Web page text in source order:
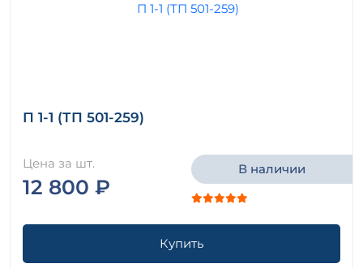
П 1-1 (ТП 501-259)
Цена за шт.
12 800 ₽
В наличии
Купить